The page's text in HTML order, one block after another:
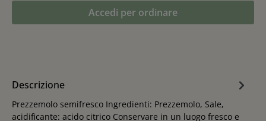
Accedi per ordinare
Descrizione
Prezzemolo semifresco Ingredienti: Prezzemolo, Sale,
acidificante: acido citrico Conservare in un luogo fresco e